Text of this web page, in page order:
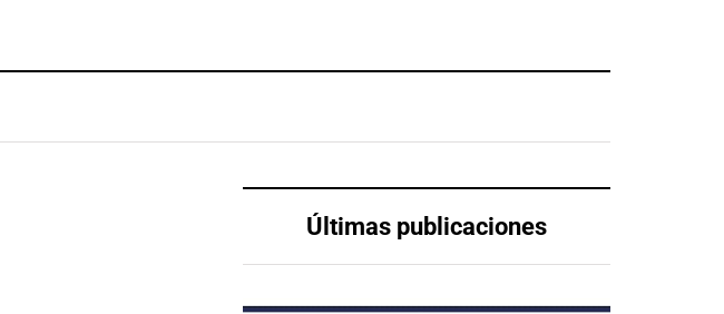
Últimas publicaciones